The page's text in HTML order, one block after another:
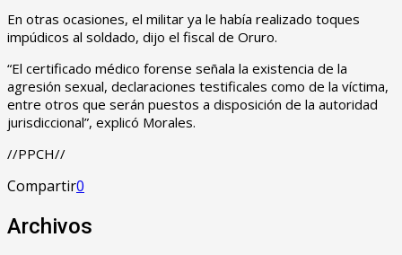
En otras ocasiones, el militar ya le había realizado toques
impúdicos al soldado, dijo el fiscal de Oruro.
“El certificado médico forense señala la existencia de la
agresión sexual, declaraciones testificales como de la víctima,
entre otros que serán puestos a disposición de la autoridad
jurisdiccional”, explicó Morales.
//PPCH//
Compartir0
Archivos